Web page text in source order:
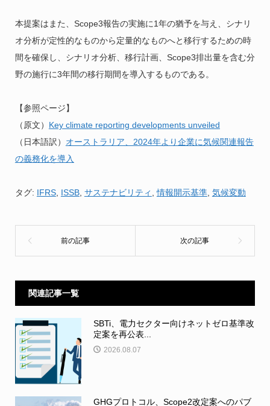
本提案はまた、Scope3報告の実施に1年の猶予を与え、シナリ
オ分析が定性的なものから定量的なものへと移行するための時
間を確保し、シナリオ分析、移行計画、Scope3排出量を含む分
野の施行に3年間の移行期間を導入するものである。
【参照ページ】
（原文） Key climate reporting developments unveiled
（日本語訳） オーストラリア、2024年より企業に気候関連報告
の義務化を導入
タグ: IFRS, ISSB, サステナビリティ ,情報開示基準, 気候変動
関連記事一覧
SBTi、電力セクター向けネットゼロ基準改
定案を再公表...
2026.08.07
GHGプロトコル、Scope2改定案へのパブ